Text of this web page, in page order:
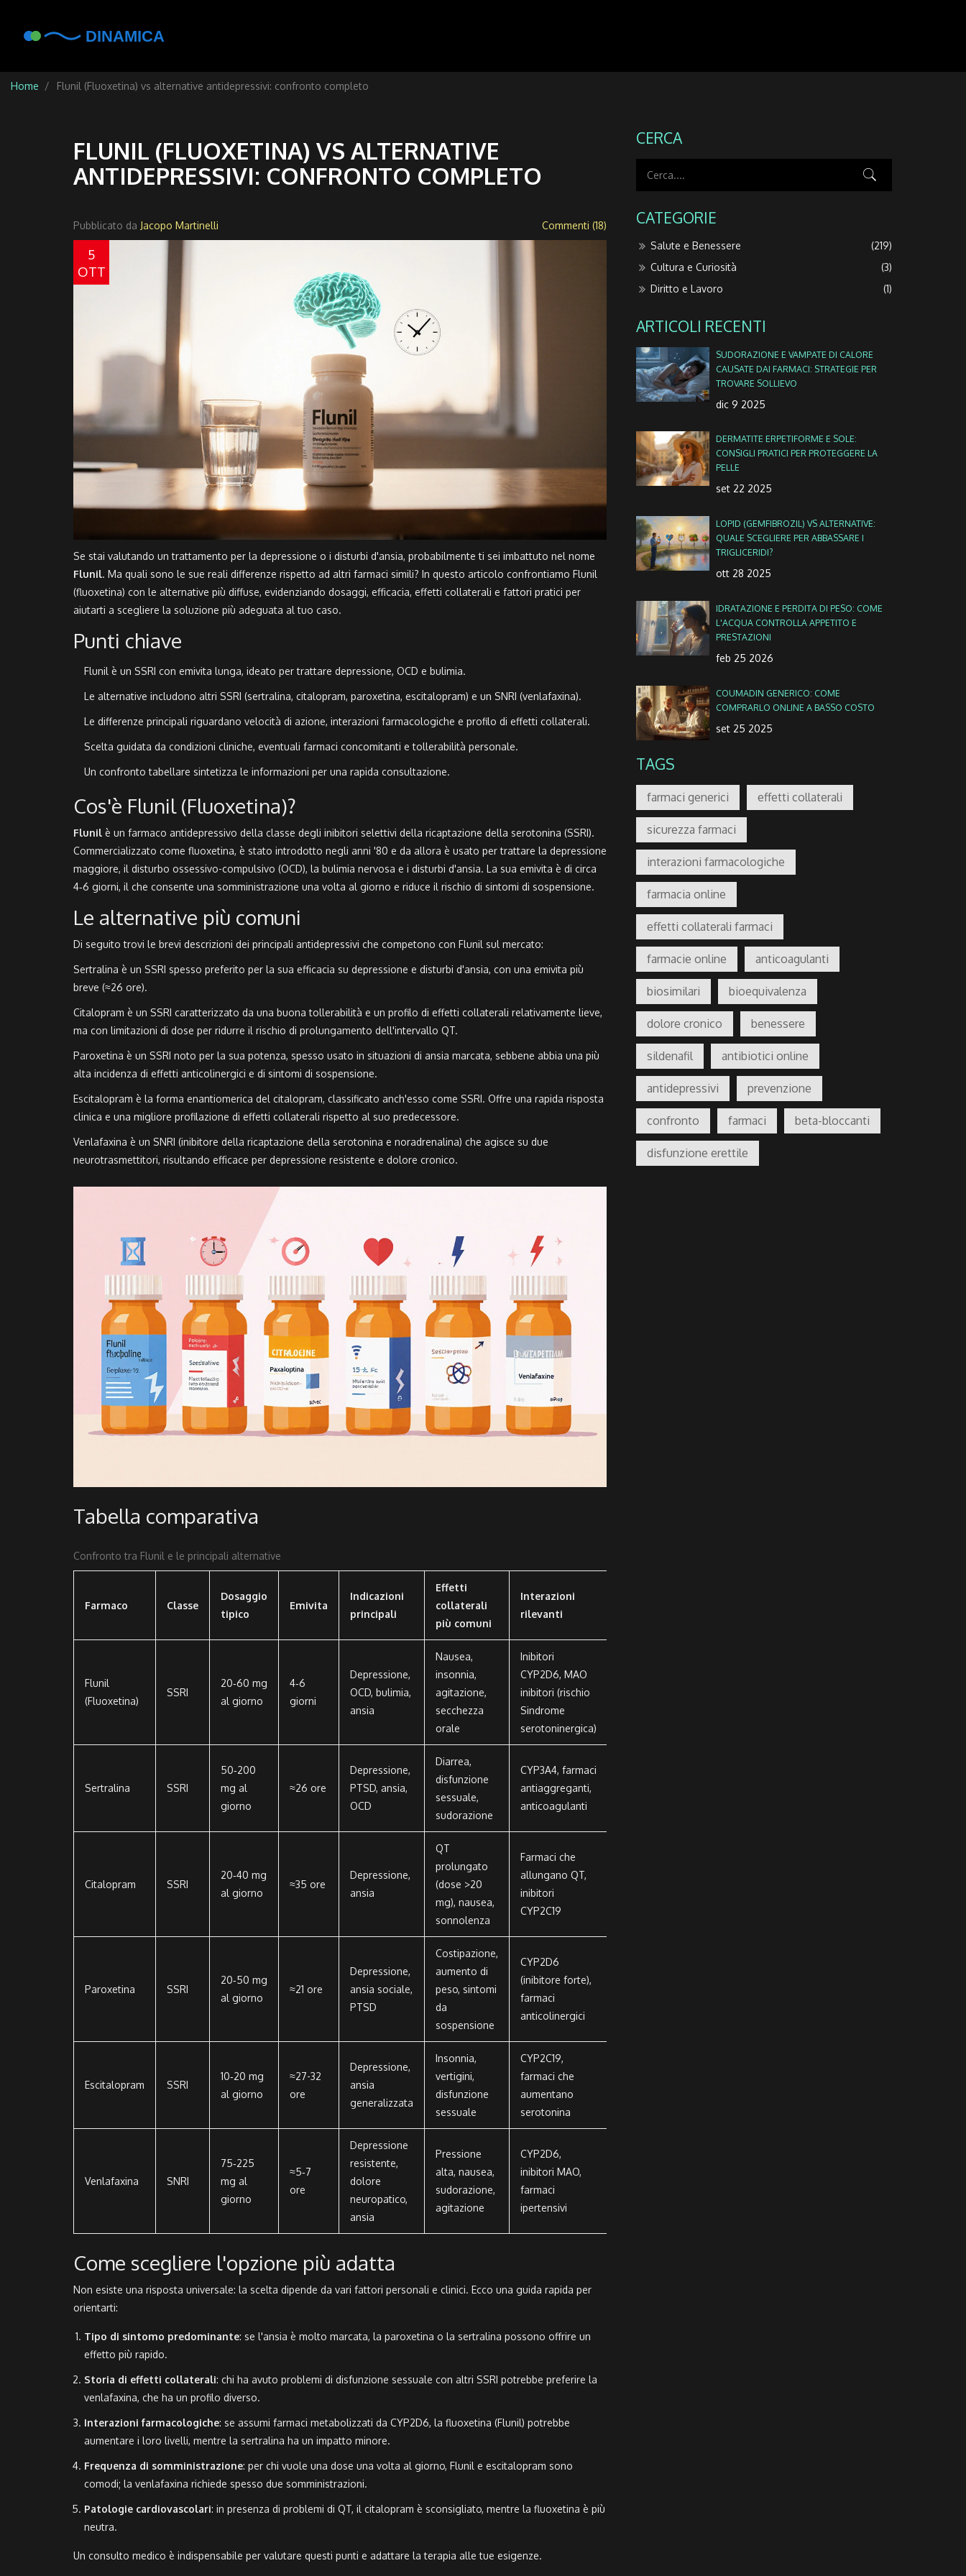
Home Flunil (Fluoxetina) vs alternative antidepressivi: confronto completo
FLUNIL (FLUOXETINA) VS ALTERNATIVE
ANTIDEPRESSIVI: CONFRONTO COMPLETO
Pubblicato da Jacopo Martinelli Commenti (18)
5
OTT
Se stai valutando un trattamento per la depressione o i disturbi d'ansia, probabilmente ti sei imbattuto nel nome
Flunil. Ma quali sono le sue reali differenze rispetto ad altri farmaci simili? In questo articolo confrontiamo Flunil
(fluoxetina) con le alternative più diffuse, evidenziando dosaggi, efficacia, effetti collaterali e fattori pratici per
aiutarti a scegliere la soluzione più adeguata al tuo caso.
Punti chiave
Flunil è un SSRI con emivita lunga, ideato per trattare depressione, OCD e bulimia.
Le alternative includono altri SSRI (sertralina, citalopram, paroxetina, escitalopram) e un SNRI (venlafaxina).
Le differenze principali riguardano velocità di azione, interazioni farmacologiche e profilo di effetti collaterali.
Scelta guidata da condizioni cliniche, eventuali farmaci concomitanti e tollerabilità personale.
Un confronto tabellare sintetizza le informazioni per una rapida consultazione.
Cos'è Flunil (Fluoxetina)?
Flunil è un farmaco antidepressivo della classe degli inibitori selettivi della ricaptazione della serotonina (SSRI).
Commercializzato come fluoxetina, è stato introdotto negli anni '80 e da allora è usato per trattare la depressione
maggiore, il disturbo ossessivo-compulsivo (OCD), la bulimia nervosa e i disturbi d'ansia. La sua emivita è di circa
4‑6 giorni, il che consente una somministrazione una volta al giorno e riduce il rischio di sintomi di sospensione.
Le alternative più comuni
Di seguito trovi le brevi descrizioni dei principali antidepressivi che competono con Flunil sul mercato:
Sertralina è un SSRI spesso preferito per la sua efficacia su depressione e disturbi d'ansia, con una emivita più
breve (≈26 ore).
Citalopram è un SSRI caratterizzato da una buona tollerabilità e un profilo di effetti collaterali relativamente lieve,
ma con limitazioni di dose per ridurre il rischio di prolungamento dell'intervallo QT.
Paroxetina è un SSRI noto per la sua potenza, spesso usato in situazioni di ansia marcata, sebbene abbia una più
alta incidenza di effetti anticolinergici e di sintomi di sospensione.
Escitalopram è la forma enantiomerica del citalopram, classificato anch'esso come SSRI. Offre una rapida risposta
clinica e una migliore profilazione di effetti collaterali rispetto al suo predecessore.
Venlafaxina è un SNRI (inibitore della ricaptazione della serotonina e noradrenalina) che agisce su due
neurotrasmettitori, risultando efficace per depressione resistente e dolore cronico.
Tabella comparativa
Confronto tra Flunil e le principali alternative
Farmaco Classe
Dosaggio
tipico
Emivita
Indicazioni
principali
Effetti
collaterali
più comuni
Interazioni
rilevanti
Flunil
(Fluoxetina)
SSRI
20‑60 mg
al giorno
4‑6
giorni
Depressione,
OCD, bulimia,
ansia
Nausea,
insonnia,
agitazione,
secchezza
orale
Inibitori
CYP2D6, MAO
inibitori (rischio
Sindrome
serotoninergica)
Sertralina SSRI
50‑200
mg al
giorno
≈26 ore
Depressione,
PTSD, ansia,
OCD
Diarrea,
disfunzione
sessuale,
sudorazione
CYP3A4, farmaci
antiaggreganti,
anticoagulanti
Citalopram SSRI
20‑40 mg
al giorno
≈35 ore
Depressione,
ansia
QT
prolungato
(dose >20
mg), nausea,
sonnolenza
Farmaci che
allungano QT,
inibitori
CYP2C19
Paroxetina SSRI
20‑50 mg
al giorno
≈21 ore
Depressione,
ansia sociale,
PTSD
Costipazione,
aumento di
peso, sintomi
da
sospensione
CYP2D6
(inibitore forte),
farmaci
anticolinergici
Escitalopram SSRI
10‑20 mg
al giorno
≈27-32
ore
Depressione,
ansia
generalizzata
Insonnia,
vertigini,
disfunzione
sessuale
CYP2C19,
farmaci che
aumentano
serotonina
Venlafaxina SNRI
75‑225
mg al
giorno
≈5‑7
ore
Depressione
resistente,
dolore
neuropatico,
ansia
Pressione
alta, nausea,
sudorazione,
agitazione
CYP2D6,
inibitori MAO,
farmaci
ipertensivi
Come scegliere l'opzione più adatta
Non esiste una risposta universale: la scelta dipende da vari fattori personali e clinici. Ecco una guida rapida per
orientarti:
Tipo di sintomo predominante: se l'ansia è molto marcata, la paroxetina o la sertralina possono offrire un
effetto più rapido.
Storia di effetti collaterali: chi ha avuto problemi di disfunzione sessuale con altri SSRI potrebbe preferire la
venlafaxina, che ha un profilo diverso.
Interazioni farmacologiche: se assumi farmaci metabolizzati da CYP2D6, la fluoxetina (Flunil) potrebbe
aumentare i loro livelli, mentre la sertralina ha un impatto minore.
Frequenza di somministrazione: per chi vuole una dose una volta al giorno, Flunil e escitalopram sono
comodi; la venlafaxina richiede spesso due somministrazioni.
Patologie cardiovascolari: in presenza di problemi di QT, il citalopram è sconsigliato, mentre la fluoxetina è più
neutra.
Un consulto medico è indispensabile per valutare questi punti e adattare la terapia alle tue esigenze.
CERCA
CATEGORIE
Salute e Benessere
(219)
Cultura e Curiosità
(3)
Diritto e Lavoro
(1)
ARTICOLI RECENTI
SUDORAZIONE E VAMPATE DI CALORE
CAUSATE DAI FARMACI: STRATEGIE PER
TROVARE SOLLIEVO
dic 9 2025
DERMATITE ERPETIFORME E SOLE:
CONSIGLI PRATICI PER PROTEGGERE LA
PELLE
set 22 2025
LOPID (GEMFIBROZIL) VS ALTERNATIVE:
QUALE SCEGLIERE PER ABBASSARE I
TRIGLICERIDI?
ott 28 2025
IDRATAZIONE E PERDITA DI PESO: COME
L'ACQUA CONTROLLA APPETITO E
PRESTAZIONI
feb 25 2026
COUMADIN GENERICO: COME
COMPRARLO ONLINE A BASSO COSTO
set 25 2025
TAGS
farmaci generici effetti collaterali
sicurezza farmaci
interazioni farmacologiche
farmacia online
effetti collaterali farmaci
farmacie online anticoagulanti
biosimilari bioequivalenza
dolore cronico benessere
sildenafil antibiotici online
antidepressivi prevenzione
confronto farmaci beta-bloccanti
disfunzione erettile